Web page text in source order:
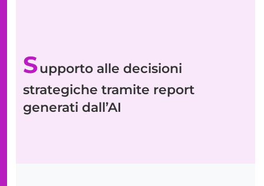
Supporto alle decisioni
strategiche tramite report
generati dall’AI